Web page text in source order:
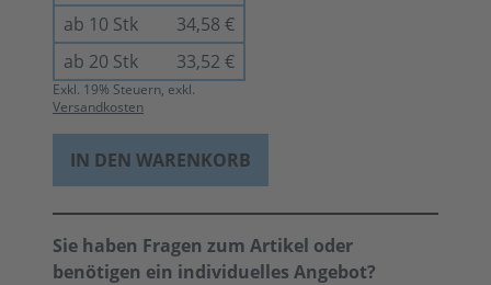
ab 10 Stk
34,58 €
ab 20 Stk
33,52 €
Exkl. 19% Steuern, exkl.
Versandkosten
IN DEN WARENKORB
Sie haben Fragen zum Artikel oder
benötigen ein individuelles Angebot?